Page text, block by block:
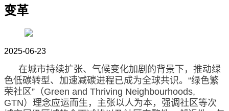
变革
2025-06-23
在城市持续扩张、气候变化加剧的背景下，推动绿
色低碳转型、加速减碳进程已成为全球共识。 “绿色繁
荣社区” （Green and Thriving Neighbourhoods,
GTN）理念应运而生，主张以人为本，强调社区等次